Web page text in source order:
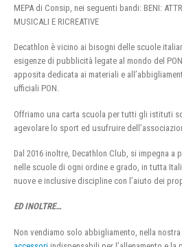
MEPA di Consip, nei seguenti bandi: BENI:
MUSICALI E RICREATIVE
Decathlon è vicino ai bisogni delle scuole
esigenze di pubblicità legate al mondo del
apposita dedicata ai materiali e
ufficiali PON.
Offriamo una carta scuola per tutti gli istituti
agevolare lo sport ed usufruire
Dal 2016 inoltre, Decathlon Club, si impegna a
nelle scuole di ogni ordine e grado, in tutta
nuove e inclusive discipline con l’aiuto dei
ED INOLTRE…
Non vendiamo solo abbigliamento, nella